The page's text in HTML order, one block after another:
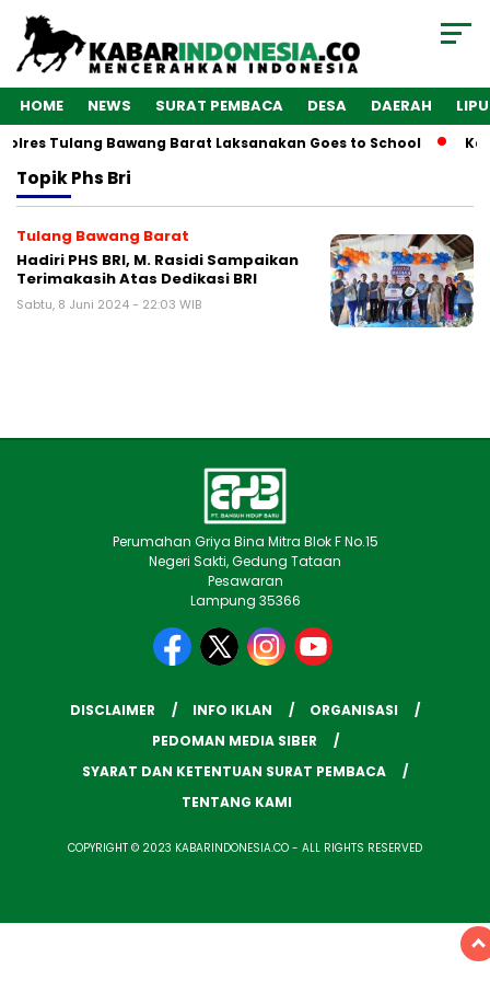
HOME NEWS SURAT PEMBACA DESA DAERAH
Tulang Bawang Barat Laksanakan Goes to School
TopikPhs Bri
Tulang Bawang Barat
Hadiri PHS BRI, M. Rasidi Sampaikan
Terimakasih Atas Dedikasi BRI
Sabtu, 8 Juni 2024 - 22:03 WIB
Perumahan Griya Bina Mitra Blok F No.15
Negeri Sakti, Gedung Tataan
Pesawaran
Lampung 35366
DISCLAIMER INFO IKLAN
ORGANISASI
PEDOMAN MEDIA SIBER
SYARAT DAN KETENTUAN SURAT PEMBACA
TENTANG KAMI
COPYRIGHT © 2023 KABARINDONESIA.CO - ALL RIGHTS RESERVED